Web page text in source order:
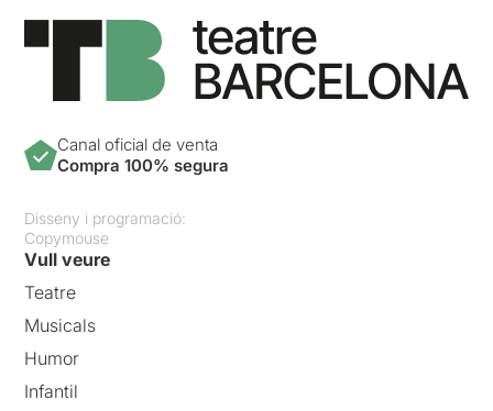
Canal oficial de venta
Compra 100% segura
Disseny i programació:
Copymouse
Vull veure
Teatre
Musicals
Humor
Infantil